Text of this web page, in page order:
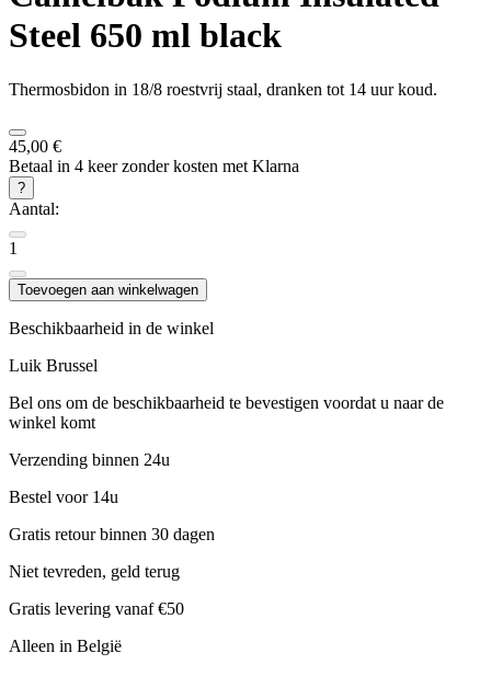
Steel 650 ml black
Thermosbidon in 18/8 roestvrij staal, dranken tot 14 uur koud.
45,00 €
Betaal in 4 keer zonder kosten met Klarna
?
Aantal:
1
Toevoegen aan winkelwagen
Beschikbaarheid in de winkel
Luik Brussel
Bel ons om de beschikbaarheid te bevestigen voordat u naar de
winkel komt
Verzending binnen 24u
Bestel voor 14u
Gratis retour binnen 30 dagen
Niet tevreden, geld terug
Gratis levering vanaf €50
Alleen in België